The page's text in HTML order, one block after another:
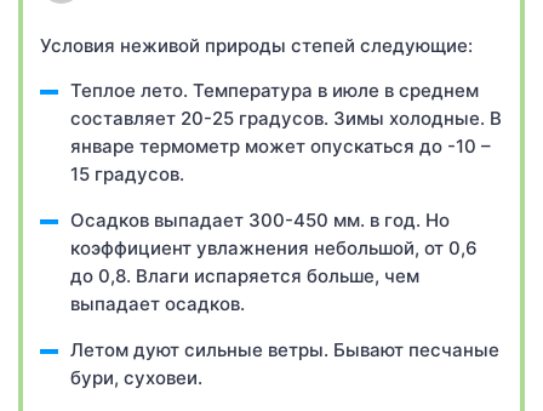
Условия неживой природы степей следующие:
Теплое лето. Температура в июле в среднем
составляет 20-25 градусов. Зимы холодные. В
январе термометр может опускаться до -10 –
15 градусов.
Осадков выпадает 300-450 мм. в год. Но
коэффициент увлажнения небольшой, от 0,6
до 0,8. Влаги испаряется больше, чем
выпадает осадков.
Летом дуют сильные ветры. Бывают песчаные
бури, суховеи.